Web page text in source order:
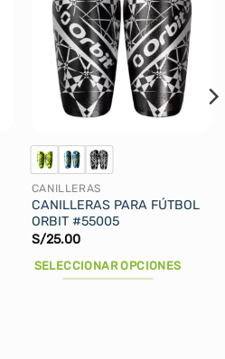
CANILLERAS
CANILLERAS PARA FÚTBOL
ORBIT #55005
S/25.00
SELECCIONAR OPCIONES